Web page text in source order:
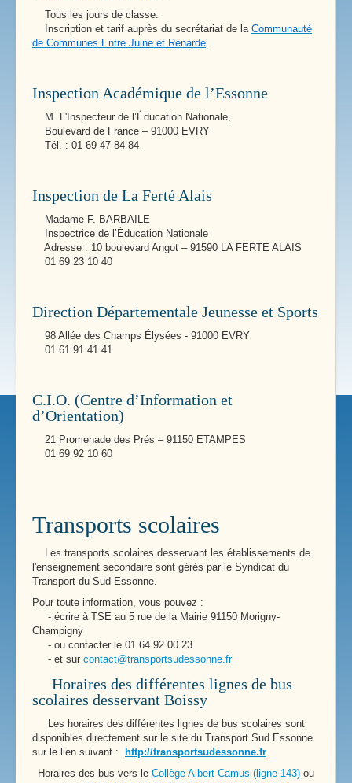
Tous les jours de classe.
Inscription et tarif auprès du secrétariat de la Communauté
de Communes Entre Juine et Renarde
Inspection Académique de l’Essonne
M. L'Inspecteur de l’Éducation Nationale,
Boulevard de France – 91000 EVRY
Tél. : 01 69 47 84 84
Inspection de La Ferté Alais
Madame F. BARBAILE
Inspectrice de l’Éducation Nationale
Adresse : 10 boulevard Angot – 91590 LA FERTE ALAIS
01 69 23 10 40
Direction Départementale Jeunesse et Sports
98 Allée des Champs Élysées - 91000 EVRY
01 61 91 41 41
C.I.O. (Centre d’Information et
d’Orientation)
21 Promenade des Prés – 91150 ETAMPES
01 69 92 10 60
Transports scolaires
Les transports scolaires desservant les établissements de
l'enseignement secondaire sont gérés par le Syndicat du
Transport du Sud Essonne.
Pour toute information, vous pouvez :
- écrire à TSE au 5 rue de la Mairie 91150 Morigny-
Champigny
- ou contacter le 01 64 92 00 23
- et sur contact@transportsudessonne.fr
Horaires des différentes lignes de bus
scolaires desservant Boissy
Les horaires des différentes lignes de bus scolaires sont
disponibles directement sur le site du Transport Sud Essonne
sur le lien suivant :
http://transportsudessonne.fr
Horaires des bus vers le Collège Albert Camus (ligne 143) ou